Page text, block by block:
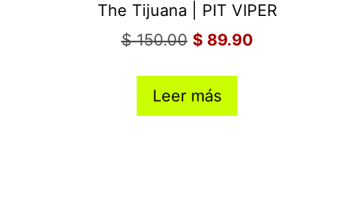
The Tijuana | PIT VIPER
$150.00 $89.90
Leer más